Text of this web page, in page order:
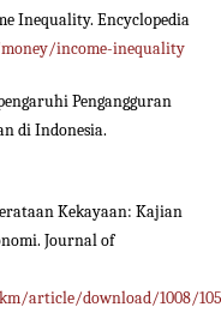
Inequality. Encyclopedia
income-inequality
Pengangguran
di Indonesia.
Kekayaan: Kajian
Journal of
article/download/1008/